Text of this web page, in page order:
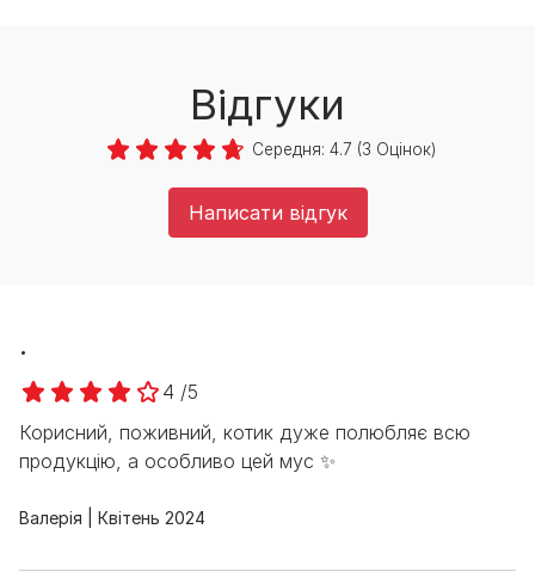
Відгуки
Середня: 4.7 (3 Оцінок)
Написати відгук
.
4 /5
Корисний, поживний, котик дуже полюбляє всю
продукцію, а особливо цей мус ✨
Валерія Квітень 2024